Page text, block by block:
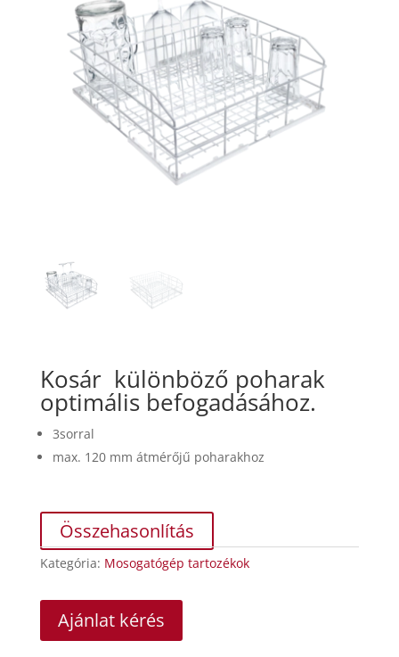
Kosár különböző poharak
optimális befogadásához.
3sorral
max. 120 mm átmérőjű poharakhoz
Összehasonlítás
Kategória: Mosogatógép tartozékok
Ajánlat kérés